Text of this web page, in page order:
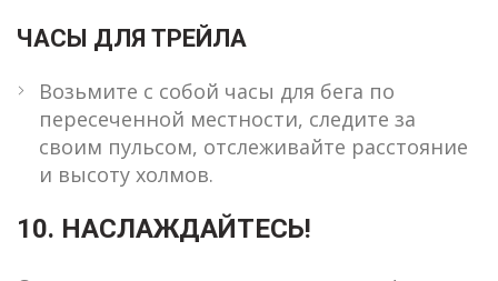
ЧАСЫ ДЛЯ ТРЕЙЛА
Возьмите с собой часы для бега по
пересеченной местности, следите за
своим пульсом, отслеживайте расстояние
и высоту холмов.
10. НАСЛАЖДАЙТЕСЬ!